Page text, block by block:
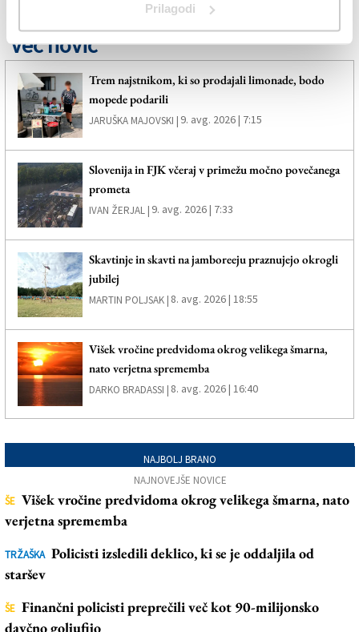
Prilagodi
Več novic
Trem najstnikom, ki so prodajali limonade, bodo
mopede podarili
JARUŠKA MAJOVSKI | 9. avg. 2026 | 7:15
Slovenija in FJK včeraj v primežu močno povečanega
prometa
IVAN ŽERJAL | 9. avg. 2026 | 7:33
Skavtinje in skavti na jamboreeju praznujejo okrogli
jubilej
MARTIN POLJSAK | 8. avg. 2026 | 18:55
Višek vročine predvidoma okrog velikega šmarna,
nato verjetna sprememba
DARKO BRADASSI | 8. avg. 2026 | 16:40
NAJBOLJ BRANO
NAJNOVEJŠE NOVICE
ŠE Višek vročine predvidoma okrog velikega šmarna, nato
verjetna sprememba
TRŽAŠKA Policisti izsledili deklico, ki se je oddaljila od
staršev
ŠE Finančni policisti preprečili več kot 90-milijonsko
davčno goljufijo